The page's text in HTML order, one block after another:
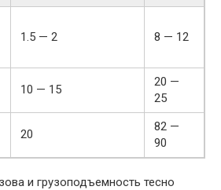
1.5 — 2 8 — 12
10 — 15
20 —
25
20
82 —
90
и грузоподъемность тесно